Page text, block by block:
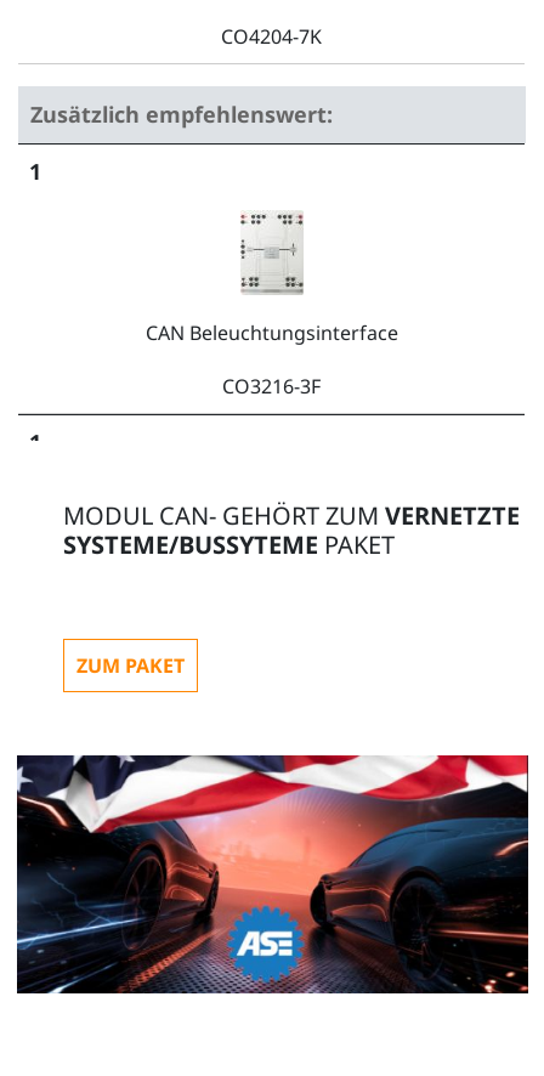
CO4204-7K
Zusätzlich empfehlenswert:
1
CAN Beleuchtungsinterface
CO3216-3F
1
Leuchtweitenregulierung, Blinker (rech
Hauptscheinwerfer mit Begrenzungsleuchte,
Leuchtweitenregulierung, Blinker (link
CO3216-2M
MODUL CAN- GEHÖRT ZUM VERNETZTE
SYSTEME/BUSSYTEME PAKET
ZUM PAKET